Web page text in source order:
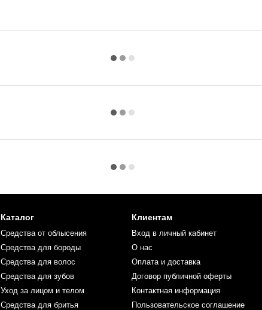
Каталог
Средства от облысения
Средства для бороды
Средства для волос
Средства для зубов
Уход за лицом и телом
Средства для бритья
Клиентам
Вход в личный кабинет
О нас
Оплата и доставка
Договор публичной оферты
Контактная информация
Пользовательское соглашение